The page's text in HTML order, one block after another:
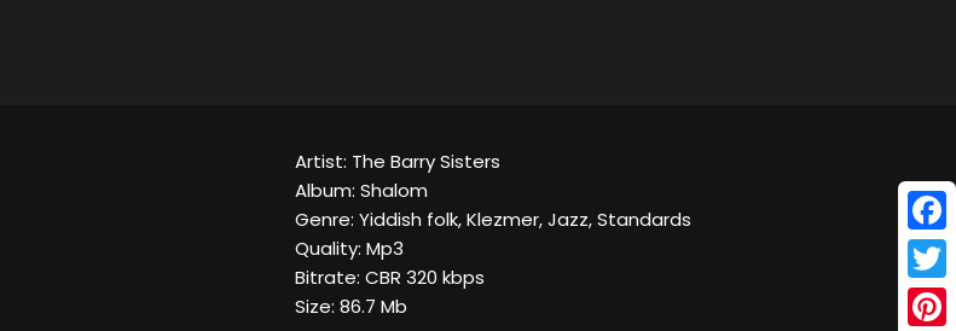
Artist: The Barry Sisters
Album: Shalom
Genre: Yiddish folk, Klezmer, Jazz, Standards
Quality: Mp3
Bitrate: CBR 320 kbps
Size: 86.7 Mb